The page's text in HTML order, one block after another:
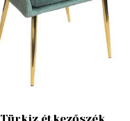
Türkiz étkezőszék